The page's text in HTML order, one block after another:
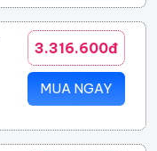
3.316.600đ
MUA NGAY